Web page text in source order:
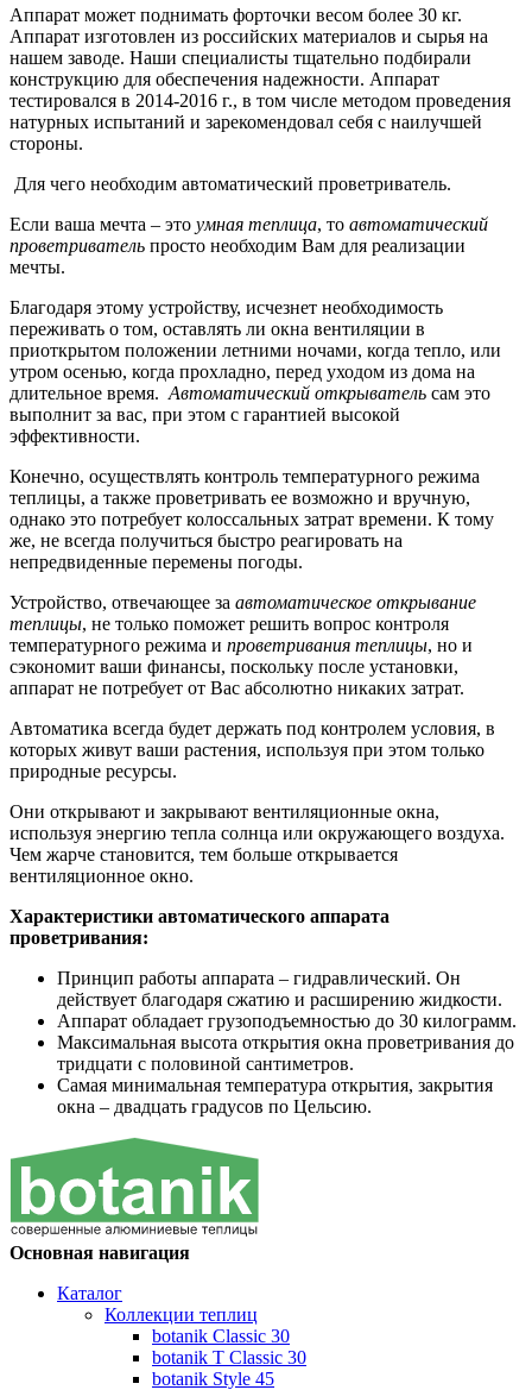
Аппарат может поднимать форточки весом более 30 кг.
Аппарат изготовлен из российских материалов и сырья на
нашем заводе. Наши специалисты тщательно подбирали
конструкцию для обеспечения надежности. Аппарат
тестировался в 2014-2016 г., в том числе методом проведения
натурных испытаний и зарекомендовал себя с наилучшей
стороны.
Для чего необходим автоматический проветриватель.
Если ваша мечта – это умная теплица, то автоматический
проветриватель просто необходим Вам для реализации
мечты.
Благодаря этому устройству, исчезнет необходимость
переживать о том, оставлять ли окна вентиляции в
приоткрытом положении летними ночами, когда тепло, или
утром осенью, когда прохладно, перед уходом из дома на
длительное время. Автоматический открыватель сам это
выполнит за вас, при этом с гарантией высокой
эффективности.
Конечно, осуществлять контроль температурного режима
теплицы, а также проветривать ее возможно и вручную,
однако это потребует колоссальных затрат времени. К тому
же, не всегда получиться быстро реагировать на
непредвиденные перемены погоды.
Устройство, отвечающее за автоматическое открывание
теплицы, не только поможет решить вопрос контроля
температурного режима и проветривания теплицы, но и
сэкономит ваши финансы, поскольку после установки,
аппарат не потребует от Вас абсолютно никаких затрат.
Автоматика всегда будет держать под контролем условия, в
которых живут ваши растения, используя при этом только
природные ресурсы.
Они открывают и закрывают вентиляционные окна,
используя энергию тепла солнца или окружающего воздуха.
Чем жарче становится, тем больше открывается
вентиляционное окно.
Характеристики автоматического аппарата
проветривания:
Принцип работы аппарата – гидравлический. Он
действует благодаря сжатию и расширению жидкости.
Аппарат обладает грузоподъемностью до 30 килограмм.
Максимальная высота открытия окна проветривания до
тридцати с половиной сантиметров.
Самая минимальная температура открытия, закрытия
окна – двадцать градусов по Цельсию.
Основная навигация
Каталог
Коллекции теплиц
botanik Classic 30
botanik T Classic 30
botanik Style 45